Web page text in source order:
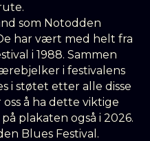
som Notodden
har vært med helt fra
i 1988. Sammen
i festivalens
i støtet etter alle disse
å ha dette viktige
plakaten også i 2026.
Blues Festival.